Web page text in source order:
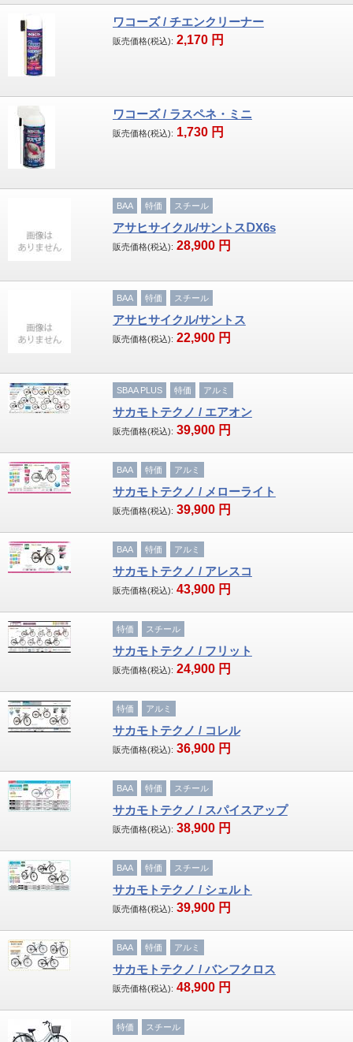
ワコーズ / チエンクリーナー
販売価格(税込): 2,170 円
ワコーズ / ラスペネ・ミニ
販売価格(税込): 1,730 円
BAA 特価 スチール
アサヒサイクル/サントスⅮX6s
販売価格(税込): 28,900 円
BAA 特価 スチール
アサヒサイクル/サントス
販売価格(税込): 22,900 円
SBAA PLUS 特価 アルミ
サカモトテクノ / エアオン
販売価格(税込): 39,900 円
BAA 特価 アルミ
サカモトテクノ / メローライト
販売価格(税込): 39,900 円
BAA 特価 アルミ
サカモトテクノ / アレスコ
販売価格(税込): 43,900 円
特価 スチール
サカモトテクノ / フリット
販売価格(税込): 24,900 円
特価 アルミ
サカモトテクノ / コレル
販売価格(税込): 36,900 円
BAA 特価 スチール
サカモトテクノ / スパイスアップ
販売価格(税込): 38,900 円
BAA 特価 スチール
サカモトテクノ / シェルト
販売価格(税込): 39,900 円
BAA 特価 アルミ
サカモトテクノ / バンフクロス
販売価格(税込): 48,900 円
特価 スチール